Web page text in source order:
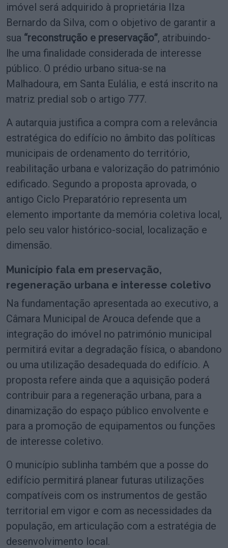
imóvel será adquirido à proprietária Ilza
Bernardo da Silva, com o objetivo de garantir a
sua “reconstrução e preservação”, atribuindo-
lhe uma finalidade considerada de interesse
público. O prédio urbano situa-se na
Malhadoura, em Santa Eulália, e está inscrito na
matriz predial sob o artigo 777.
A autarquia justifica a compra com a relevância
estratégica do edifício no âmbito das políticas
municipais de ordenamento do território,
reabilitação urbana e valorização do património
edificado. Segundo a proposta aprovada, o
antigo Ciclo Preparatório representa um
elemento importante da memória coletiva local,
pelo seu valor histórico-social, localização e
dimensão.
Município fala em preservação,
regeneração urbana e interesse coletivo
Na fundamentação apresentada ao executivo, a
Câmara Municipal de Arouca defende que a
integração do imóvel no património municipal
permitirá evitar a degradação física, o abandono
ou uma utilização desadequada do edifício. A
proposta refere ainda que a aquisição poderá
contribuir para a regeneração urbana, para a
dinamização do espaço público envolvente e
para a promoção de equipamentos ou funções
de interesse coletivo.
O município sublinha também que a posse do
edifício permitirá planear futuras utilizações
compatíveis com os instrumentos de gestão
territorial em vigor e com as necessidades da
população, em articulação com a estratégia de
desenvolvimento local.